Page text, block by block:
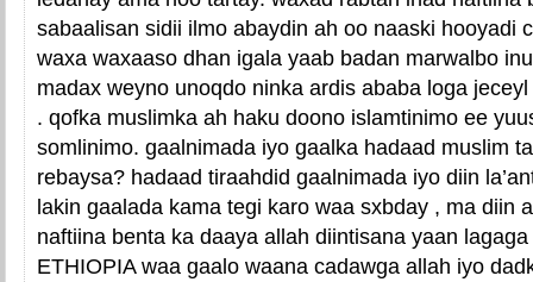
sabaalisan sidii ilmo abaydin ah oo naaski hooyadi
waxa waxaaso dhan igala yaab badan marwalbo
madax weyno unoqdo ninka ardis ababa loga
. qofka muslimka ah haku doono islamtinimo ee
somlinimo. gaalnimada iyo gaalka hadaad muslim
rebaysa? hadaad tiraahdid gaalnimada iyo diin
lakin gaalada kama tegi karo waa sxbday , ma diin
naftiina benta ka daaya allah diintisana yaan
ETHIOPIA waa gaalo waana cadawga allah iyo